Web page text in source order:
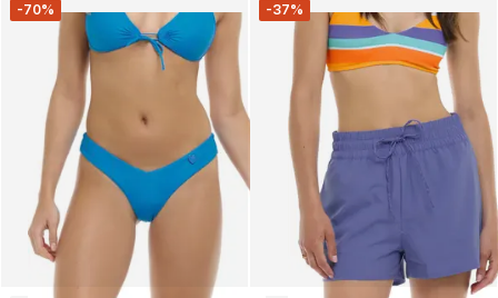
-70% -37%